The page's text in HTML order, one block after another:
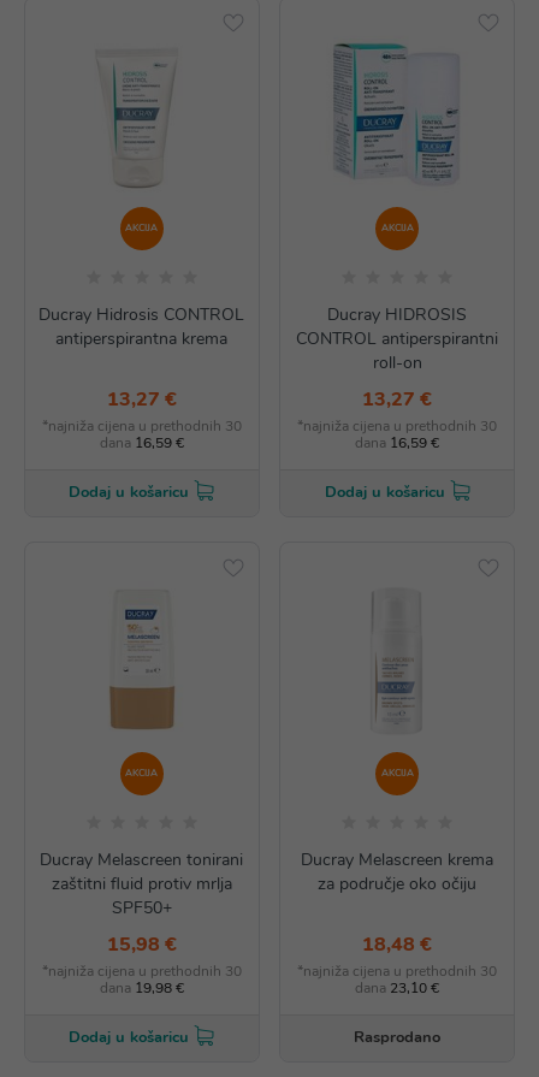
AKCIJA
Ducray Hidrosis CONTROL
antiperspirantna krema
13,27 €
*najniža cijena u prethodnih 30
dana 16,59 €
Dodaj u košaricu
AKCIJA
Ducray HIDROSIS
CONTROL antiperspirantni
roll-on
13,27 €
*najniža cijena u prethodnih 30
dana 16,59 €
Dodaj u košaricu
AKCIJA
Ducray Melascreen tonirani
zaštitni fluid protiv mrlja
SPF50+
15,98 €
*najniža cijena u prethodnih 30
dana 19,98 €
Dodaj u košaricu
AKCIJA
Ducray Melascreen krema
za područje oko očiju
18,48 €
*najniža cijena u prethodnih 30
dana 23,10 €
Rasprodano